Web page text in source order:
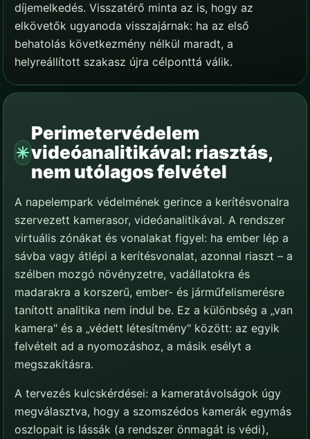
díjemelkedés. Visszatérő minta az is, hogy az
elkövetők ugyanoda visszajárnak: ha az első
behatolás következmény nélkül maradt, a
helyreállított szakasz újra célponttá válik.
Perimetervédelem
videóanalitikával: riasztás,
nem utólagos felvétel
A napelempark védelmének gerince a kerítésvonalra
szervezett kamerasor, videóanalitikával. A rendszer
virtuális zónákat és vonalakat figyel: ha ember lép a
sávba vagy átlépi a kerítésvonalat, azonnal riaszt – a
szélben mozgó növényzetre, vadállatokra és
madarakra a korszerű, ember- és járműfelismerésre
tanított analitika nem indul be. Ez a különbség a „van
kamera" és a „védett létesítmény" között: az egyik
felvételt ad a nyomozáshoz, a másik esélyt a
megszakításra.
A tervezés kulcskérdései: a kameratávolságok úgy
megválasztva, hogy a szomszédos kamerák egymás
oszlopait is lássák (a rendszer önmagát is védi),